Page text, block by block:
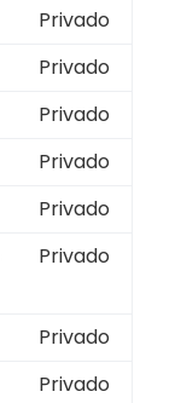
Privado
Privado
Privado
Privado
Privado
Privado
Privado
Privado